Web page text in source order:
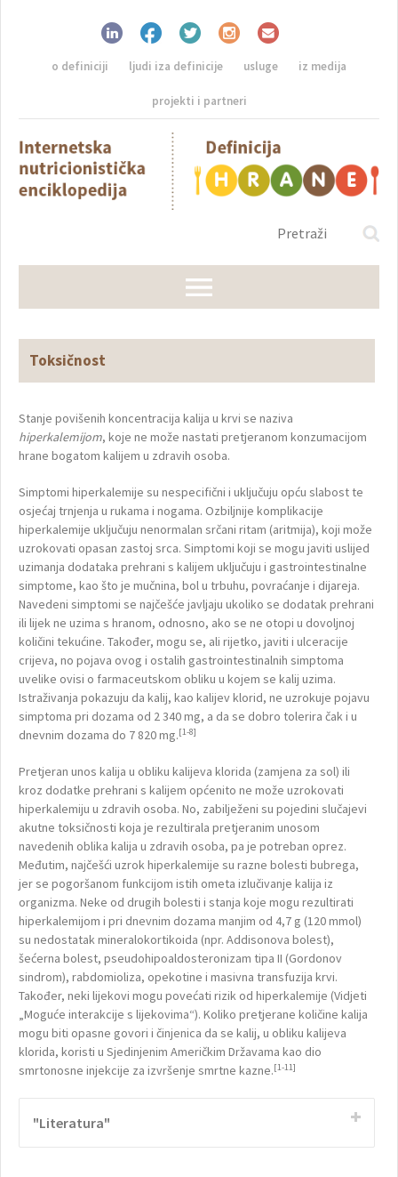
o definiciji ljudi iza definicije usluge iz medija
projekti i partneri
Toksičnost
Stanje povišenih koncentracija kalija u krvi se naziva
hiperkalemijom, koje ne može nastati pretjeranom konzumacijom
hrane bogatom kalijem u zdravih osoba.
Simptomi hiperkalemije su nespecifični i uključuju opću slabost te
osjećaj trnjenja u rukama i nogama. Ozbiljnije komplikacije
hiperkalemije uključuju nenormalan srčani ritam (aritmija), koji može
uzrokovati opasan zastoj srca. Simptomi koji se mogu javiti uslijed
uzimanja dodataka prehrani s kalijem uključuju i gastrointestinalne
simptome, kao što je mučnina, bol u trbuhu, povraćanje i dijareja.
Navedeni simptomi se najčešće javljaju ukoliko se dodatak prehrani
ili lijek ne uzima s hranom, odnosno, ako se ne otopi u dovoljnoj
količini tekućine. Također, mogu se, ali rijetko, javiti i ulceracije
crijeva, no pojava ovog i ostalih gastrointestinalnih simptoma
uvelike ovisi o farmaceutskom obliku u kojem se kalij uzima.
Istraživanja pokazuju da kalij, kao kalijev klorid, ne uzrokuje pojavu
simptoma pri dozama od 2 340 mg, a da se dobro tolerira čak i u
dnevnim dozama do 7 820 mg.[1-8]
Pretjeran unos kalija u obliku kalijeva klorida (zamjena za sol) ili
kroz dodatke prehrani s kalijem općenito ne može uzrokovati
hiperkalemiju u zdravih osoba. No, zabilježeni su pojedini slučajevi
akutne toksičnosti koja je rezultirala pretjeranim unosom
navedenih oblika kalija u zdravih osoba, pa je potreban oprez.
Međutim, najčešći uzrok hiperkalemije su razne bolesti bubrega,
jer se pogoršanom funkcijom istih ometa izlučivanje kalija iz
organizma. Neke od drugih bolesti i stanja koje mogu rezultirati
hiperkalemijom i pri dnevnim dozama manjim od 4,7 g (120 mmol)
su nedostatak mineralokortikoida (npr. Addisonova bolest),
šećerna bolest, pseudohipoaldosteronizam tipa II (Gordonov
sindrom), rabdomioliza, opekotine i masivna transfuzija krvi.
Također, neki lijekovi mogu povećati rizik od hiperkalemije (Vidjeti
„Moguće interakcije s lijekovima“). Koliko pretjerane količine kalija
mogu biti opasne govori i činjenica da se kalij, u obliku kalijeva
klorida, koristi u Sjedinjenim Američkim Državama kao dio
smrtonosne injekcije za izvršenje smrtne kazne.[1-11]
"Literatura"